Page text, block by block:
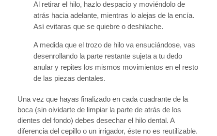
Al retirar el hilo, hazlo despacio y moviéndolo de
atrás hacia adelante, mientras lo alejas de la encía.
Así evitaras que se quiebre o deshilache.
A medida que el trozo de hilo va ensuciándose, vas
desenrollando la parte restante sujeta a tu dedo
anular y repites los mismos movimientos en el resto
de las piezas dentales.
Una vez que hayas finalizado en cada cuadrante de la
boca (sin olvidarte de limpiar la parte de atrás de los
dientes del fondo) debes desechar el hilo dental. A
diferencia del cepillo o un irrigador, éste no es reutilizable.